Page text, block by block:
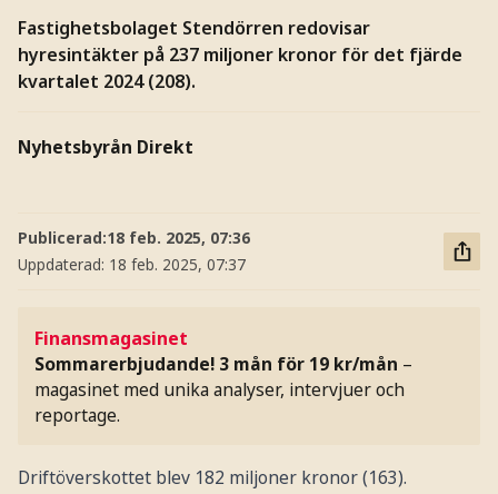
Fastighetsbolaget Stendörren redovisar
hyresintäkter på 237 miljoner kronor för det fjärde
kvartalet 2024 (208).
Nyhetsbyrån Direkt
Publicerad:18 feb. 2025, 07:36
Uppdaterad: 18 feb. 2025, 07:37
Finansmagasinet
Sommarerbjudande! 3 mån för 19 kr/mån –
magasinet med unika analyser, intervjuer och
reportage.
Driftöverskottet blev 182 miljoner kronor (163).